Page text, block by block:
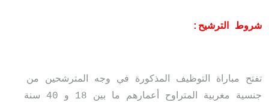
شروط الترشيح:
تفتح مباراة التوظيف المذكورة في وجه المترشحين من
جنسية مغربية المتراوح أعمارهم ما بين 18 و 40 سنة